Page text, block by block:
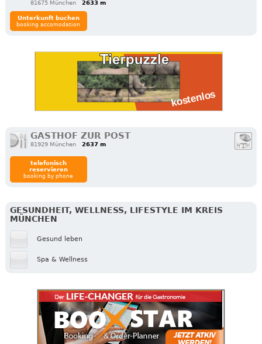
81675 München 2633 m
Unterkunft buchen
booking accomodation
GASTHOF ZUR POST
81929 München 2637 m
telefonisch
reservieren
booking by phone
GESUNDHEIT, WELLNESS, LIFESTYLE IM KREIS
MÜNCHEN
Gesund leben
Spa & Wellness